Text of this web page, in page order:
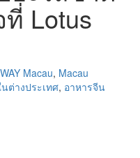
Lotus
Macau, Macau
ต่างประเทศ, อาหารจีน